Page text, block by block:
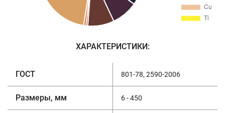
ХАРАКТЕРИСТИКИ:
ГОСТ 801-78, 2590-2006
Размеры, мм 6 - 450